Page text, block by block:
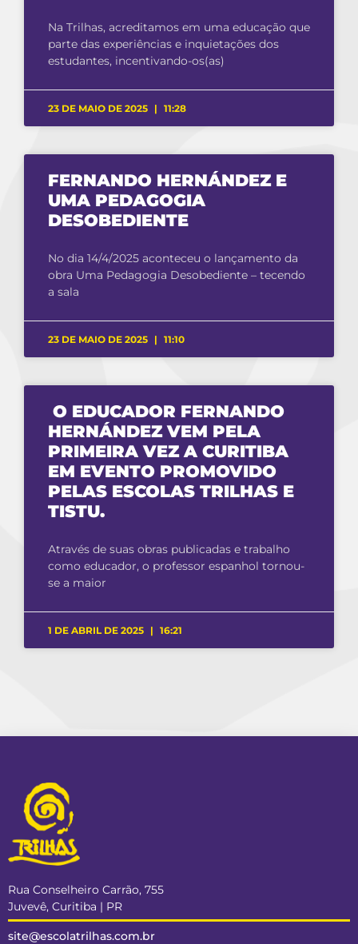
Na Trilhas, acreditamos em uma educação que
parte das experiências e inquietações dos
estudantes, incentivando-os(as)
23 DE MAIO DE 2025 11:28
FERNANDO HERNÁNDEZ E
UMA PEDAGOGIA
DESOBEDIENTE
No dia 14/4/2025 aconteceu o lançamento da
obra Uma Pedagogia Desobediente – tecendo
a sala
23 DE MAIO DE 2025 11:10
O EDUCADOR FERNANDO
HERNÁNDEZ VEM PELA
PRIMEIRA VEZ A CURITIBA
EM EVENTO PROMOVIDO
PELAS ESCOLAS TRILHAS E
TISTU.
Através de suas obras publicadas e trabalho
como educador, o professor espanhol tornou-
se a maior
1 DE ABRIL DE 2025 16:21
Rua Conselheiro Carrão, 755
Juvevê, Curitiba | PR
site@escolatrilhas.com.br